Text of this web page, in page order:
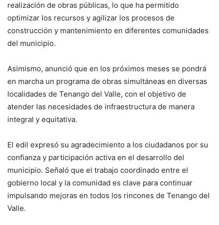
realización de obras públicas, lo que ha permitido
optimizar los recursos y agilizar los procesos de
construcción y mantenimiento en diferentes comunidades
del municipio.
Asimismo, anunció que en los próximos meses se pondrá
en marcha un programa de obras simultáneas en diversas
localidades de Tenango del Valle, con el objetivo de
atender las necesidades de infraestructura de manera
integral y equitativa.
El edil expresó su agradecimiento a los ciudadanos por su
confianza y participación activa en el desarrollo del
municipio. Señaló que el trabajo coordinado entre el
gobierno local y la comunidad es clave para continuar
impulsando mejoras en todos los rincones de Tenango del
Valle.